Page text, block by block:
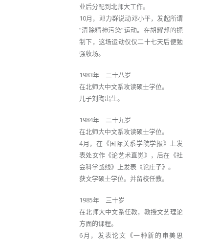
业后分配到北师大工作。
10月，邓力群说动邓小平，发起所谓
“清除精神污染”运动。在胡耀邦的扼
制下，这场运动仅仅二十七天后便勉
强收场。
1983年 二十八岁
在北师大中文系攻读硕士学位。
儿子刘陶出生。
1984年 二十九岁
在北师大中文系攻读硕士学位。
4月，在《国际关系学院学报》上发
表处女作《论艺术直觉》，后在《社
会科学战线》上发表《论庄子》。
获文学硕士学位。并留校任教。
1985年 三十岁
在北师大中文系任教，教授文艺理论
方面的课程。
6月，发表论文《一种新的审美思